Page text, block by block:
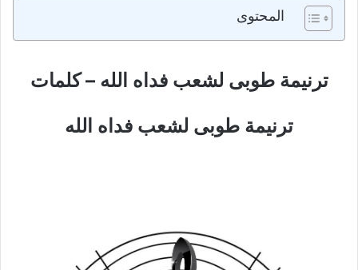
المحتوى
ترنيمة طوبى لشعب فداه الله – كلمات
ترنيمة طوبى لشعب فداه الله